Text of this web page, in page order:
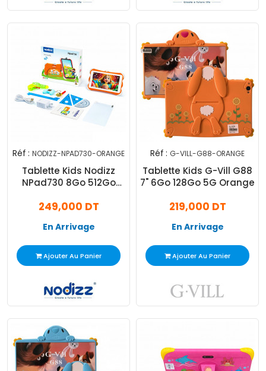
Réf : NODIZZ-NPAD730-ORANGE
Tablette Kids Nodizz
NPad730 8Go 512Go
249,000 DT
En Arrivage
Ajouter Au Panier
Réf : G-VILL-G88-ORANGE
Tablette Kids G-Vill G88
7" 6Go 128Go 5G Orange
219,000 DT
En Arrivage
Ajouter Au Panier